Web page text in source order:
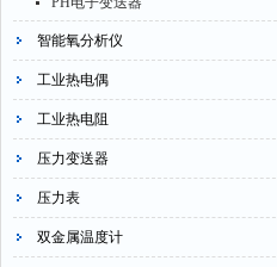
智能氧分析仪
工业热电偶
工业热电阻
压力变送器
压力表
双金属温度计